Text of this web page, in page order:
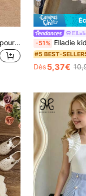
SHEIN Robe de princesse pour fille, couleur abricot, style parfumé léger, ensemble veste et jupe, robe en maille, robes de soirée élégantes
10
-51% Elladie kids 2 pièces/Ensemble Tenue d'été pour jeune fille 7e
#5 BEST-
Dès5,37€